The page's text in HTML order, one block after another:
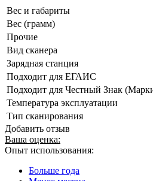
Вес и габариты
Вес (грамм)
Прочие
Вид сканера
Зарядная станция
Подходит для ЕГАИС
Подходит для Честный Знак
Температура эксплуатации
Тип сканирования
Добавить отзыв
Ваша оценка:
Опыт использования:
Больше года